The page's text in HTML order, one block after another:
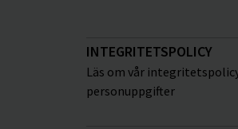
INTEGRITETSPOLICY
Läs om vår
personuppgifter